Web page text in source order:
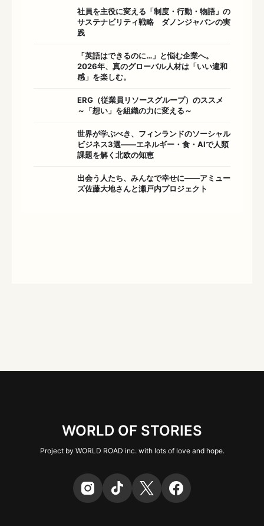
社員を主役に変える「制度・行動・物語」の
サステナビリティ戦略 ダノンジャパンの実
践
「英語はできるのに…」と悩む企業へ。
2026年、真のグローバル人材は「いい違和
感」を楽しむ。
ERG（従業員リソースグループ）のススメ
～「想い」を組織の力に変える～
世界が学ぶべき、フィンランドのソーシャル
ビジネス3選――エネルギー・食・AIで人類
課題を解く北欧の知恵
出会う人たち、みんなで幸せに——アミュー
ズ佐藤大地さんと瀬戸内プロジェクト
WORLD OF STORIES
Project by WORLD ROAD inc. with lots of love and hope.